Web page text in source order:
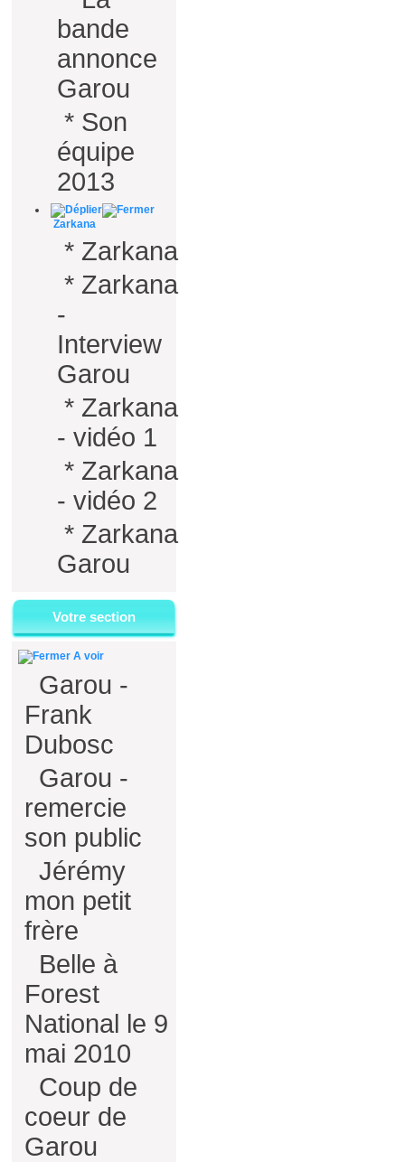
bande
annonce
Garou
* Son
équipe
2013
Zarkana
* Zarkana
* Zarkana
-
Interview
Garou
* Zarkana
- vidéo 1
* Zarkana
- vidéo 2
* Zarkana
Garou
Votre section
A voir
Garou -
Frank
Dubosc
Garou -
remercie
son public
Jérémy
mon petit
frère
Belle à
Forest
National le 9
mai 2010
Coup de
coeur de
Garou